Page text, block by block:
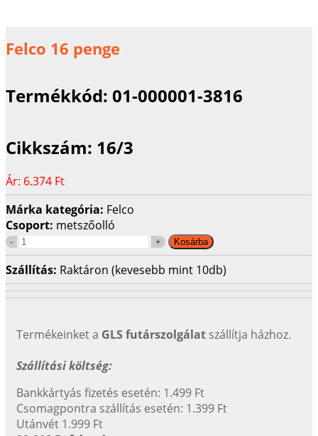
Felco 16 penge
Termékkód: 01-000001-3816
Cikkszám: 16/3
Ár: 6.374 Ft
Márka kategória: Felco
Csoport: metszőolló
Szállítás: Raktáron (kevesebb mint 10db)
Termékeinket a GLS futárszolgálat szállítja házhoz.
Szállítási költség:
Bankkártyás fizetés esetén: 1.499 Ft
Csomagpontra szállítás esetén: 1.399 Ft
Utánvét 1.999 Ft